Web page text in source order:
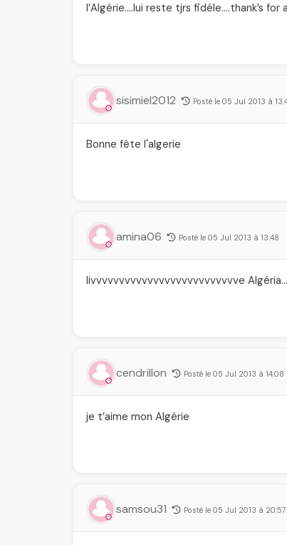
l’Algérie….lui reste tjrs fidéle….thank’s
sisimiel2012 Posté le 05 Jul 2013 à
Bonne fête l'algerie
amina06 Posté le 05 Jul 2013 à 13:48
livvvvvvvvvvvvvvvvvvvvvvvvvve
cendrillon Posté le 05 Jul 2013 à 14:08
je t’aime mon Algérie
samsou31 Posté le 05 Jul 2013 à 20:57